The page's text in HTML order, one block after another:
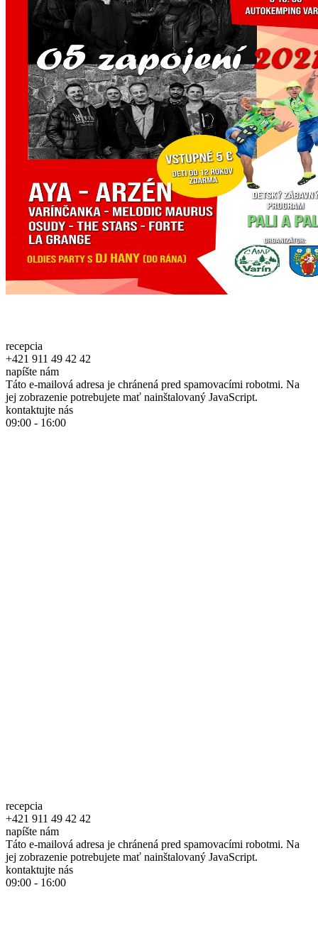
recepcia
+421 911 49 42 42
napíšte nám
Táto e-mailová adresa je chránená pred spamovacími robotmi. Na
jej zobrazenie potrebujete mať nainštalovaný JavaScript.
kontaktujte nás
09:00 - 16:00
recepcia
+421 911 49 42 42
napíšte nám
Táto e-mailová adresa je chránená pred spamovacími robotmi. Na
jej zobrazenie potrebujete mať nainštalovaný JavaScript.
kontaktujte nás
09:00 - 16:00